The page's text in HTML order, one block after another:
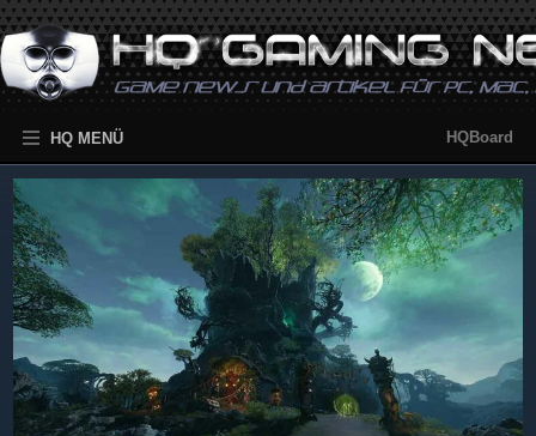
HQ MENÜ HQBoard